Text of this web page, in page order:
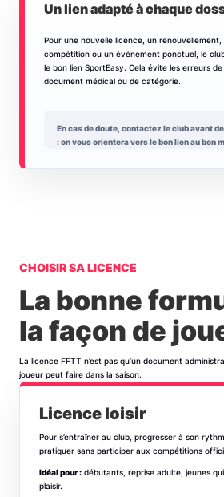
Un lien adapté à chaque
Pour une nouvelle licence, un renouvellement,
compétition ou un événement ponctuel, le
le bon lien SportEasy. Cela évite les erreurs
document médical ou de catégorie.
En cas de doute, contactez le club avant
: on vous orientera vers le bon lien au bon
CHOISIR SA LICENCE
La bonne
la façon de
La licence FFTT n’est pas qu’un document
joueur peut faire dans la saison.
Licence loisir
Pour s’entraîner au club, progresser à son
pratiquer sans participer aux compétitions
Idéal pour : débutants, reprise adulte, jeunes
plaisir.